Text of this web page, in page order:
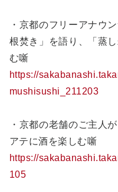
・京都のフリーアナウ
根焚き」を語り、「蒸
む噺
https://
mushisushi_211203
・京都の老舗のご主人
アテに酒を楽しむ噺
https://
105